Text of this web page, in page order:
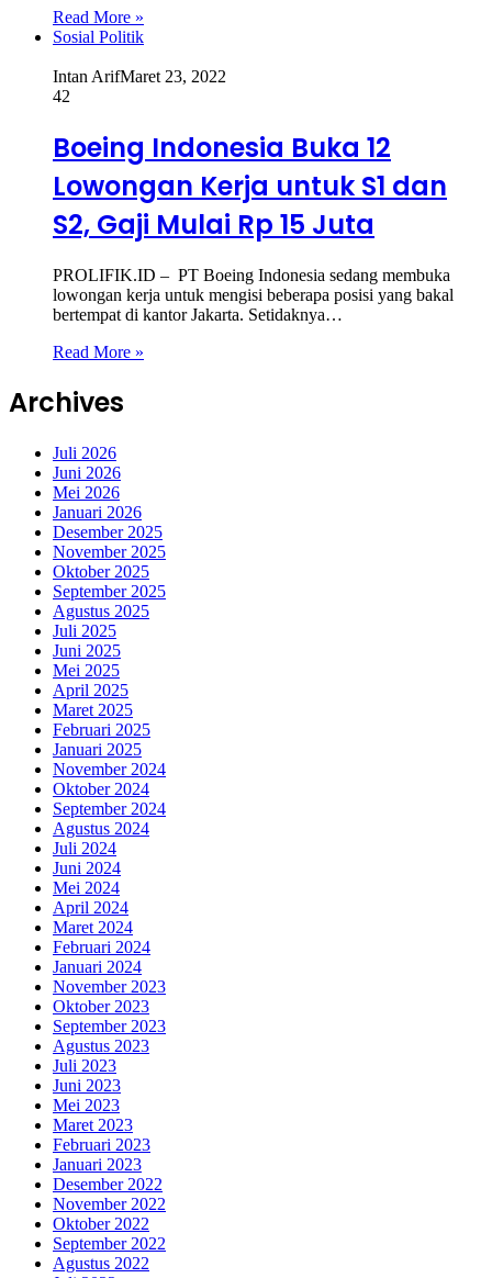
Read More »
Sosial Politik
Intan ArifMaret 23, 2022
42
Boeing Indonesia Buka 12
Lowongan Kerja untuk S1 dan
S2, Gaji Mulai Rp 15 Juta
PROLIFIK.ID – PT Boeing Indonesia sedang membuka
lowongan kerja untuk mengisi beberapa posisi yang bakal
bertempat di kantor Jakarta. Setidaknya…
Read More »
Archives
Juli 2026
Juni 2026
Mei 2026
Januari 2026
Desember 2025
November 2025
Oktober 2025
September 2025
Agustus 2025
Juli 2025
Juni 2025
Mei 2025
April 2025
Maret 2025
Februari 2025
Januari 2025
November 2024
Oktober 2024
September 2024
Agustus 2024
Juli 2024
Juni 2024
Mei 2024
April 2024
Maret 2024
Februari 2024
Januari 2024
November 2023
Oktober 2023
September 2023
Agustus 2023
Juli 2023
Juni 2023
Mei 2023
Maret 2023
Februari 2023
Januari 2023
Desember 2022
November 2022
Oktober 2022
September 2022
Agustus 2022